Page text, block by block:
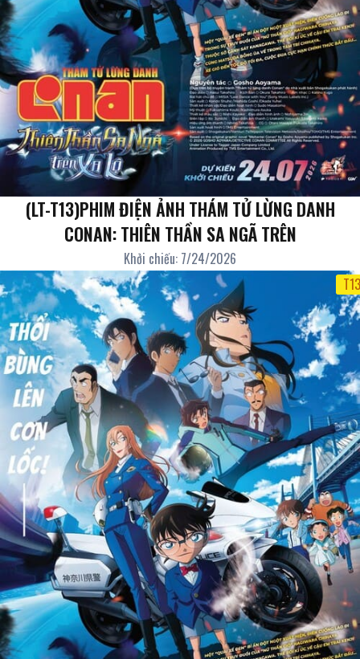
(LT-T13)PHIM ĐIỆN ẢNH THÁM TỬ LỪNG DANH
CONAN: THIÊN THẦN SA NGÃ TRÊN
Khởi chiếu: 7/24/2026
T13